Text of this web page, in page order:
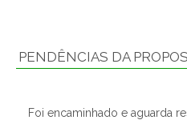
PENDÊNCIAS DA
Foi encaminhado e aguarda